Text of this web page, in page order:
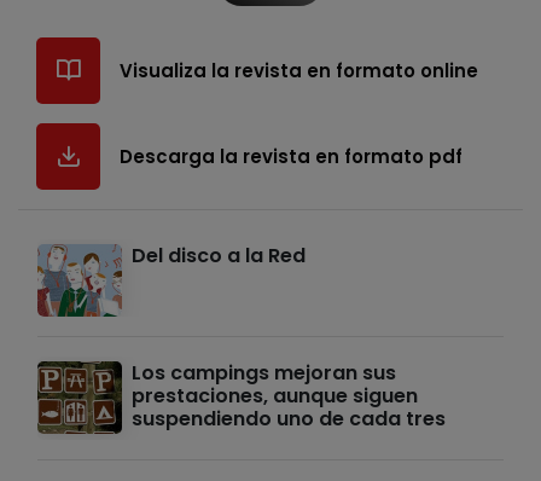
Visualiza la revista en formato online
Descarga la revista en formato pdf
Del disco a la Red
Los campings mejoran sus
prestaciones, aunque siguen
suspendiendo uno de cada tres